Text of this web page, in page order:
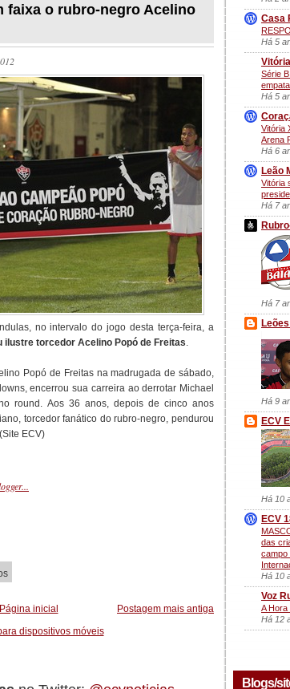
faixa o rubro-negro Acelino
no intervalo do jogo desta terça-feira, a
torcedor Acelino Popó de Freitas.
Popó de Freitas na madrugada de sábado,
encerrou sua carreira ao derrotar Michael
round. Aos 36 anos, depois de cinco anos
torcedor fanático do rubro-negro, pendurou
ECV)
Postagem mais antiga
Página inicial
dispositivos móveis
Casa
Há 5
Série
Há 5
Vitória
Arena
Há 6
Leão
Vitória
Há 7
Há 7
Há 9
ECV
Há 10
ECV
das
campo
Há 10
Voz
A Hora
Há 12
Blogs/